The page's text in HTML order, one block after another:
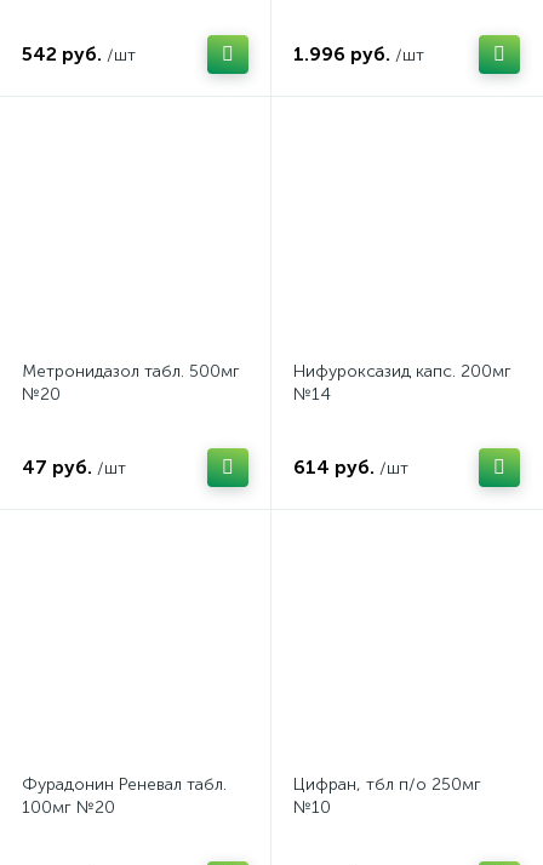
542 руб. /шт 1.996 руб. /шт
Метронидазол табл. 500мг
№20
47 руб. /шт
Нифуроксазид капс. 200мг
№14
614 руб. /шт
Фурадонин Реневал табл.
100мг №20
Цифран, тбл п/о 250мг
№10